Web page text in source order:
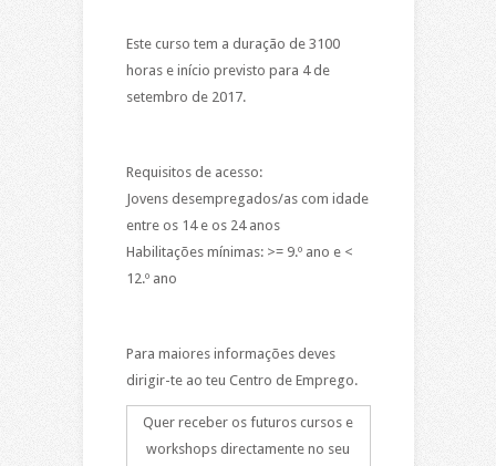
Este curso tem a duração de 3100
horas e início previsto para 4 de
setembro de 2017.
Requisitos de acesso:
Jovens desempregados/as com idade
entre os 14 e os 24 anos
Habilitações mínimas: >= 9.º ano e <
12.º ano
Para maiores informações deves
dirigir-te ao teu Centro de Emprego.
Quer receber os futuros cursos e
workshops directamente no seu